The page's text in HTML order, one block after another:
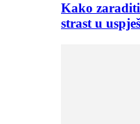
Kako
strast u